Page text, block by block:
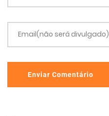
Email(não será divulgado)
Enviar Comentário